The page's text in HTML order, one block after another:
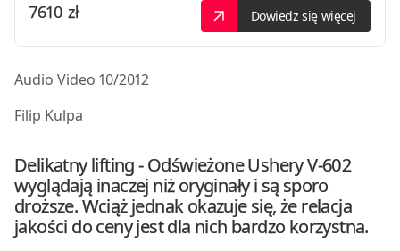
7610 zł Dowiedz się więcej
Audio Video 10/2012
Filip Kulpa
Delikatny lifting - Odświeżone Ushery V-602
wyglądają inaczej niż oryginały i są sporo
droższe. Wciąż jednak okazuje się, że relacja
jakości do ceny jest dla nich bardzo korzystna.